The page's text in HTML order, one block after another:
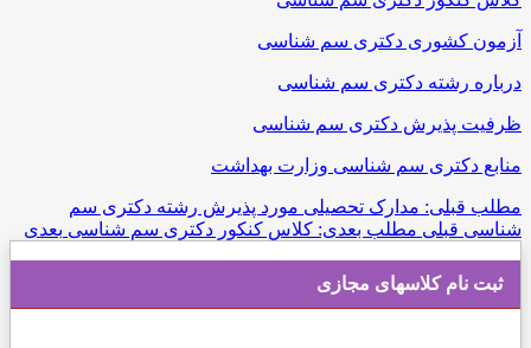
آزمون کشوری دکتری سم شناسی
درباره رشته دکتری سم شناسی
ظرفیت پذیرش دکتری سم شناسی
منابع دکتری سم شناسی وزارت بهداشت
مطلب قبلی: مدارک تحصیلی مورد پذیرش رشته دکتری سم
شناسی قبلی مطلب بعدی: کلاس کنکور دکتری سم شناسی بعدی
ثبت نام کلاسهای مجازی